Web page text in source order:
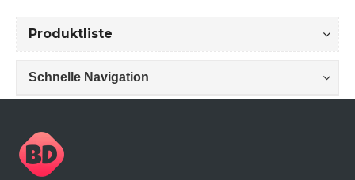
Produktliste
Schnelle Navigation